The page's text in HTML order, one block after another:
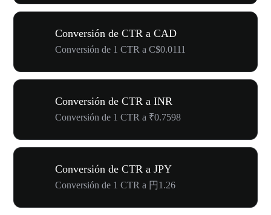
Conversión de CTR a CAD
Conversión de 1 CTR a C$0.0111
Conversión de CTR a INR
Conversión de 1 CTR a ₹0.7598
Conversión de CTR a JPY
Conversión de 1 CTR a 円1.26